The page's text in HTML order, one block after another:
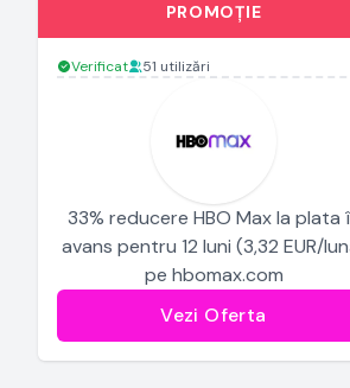
PROMOȚIE
Verificat 51 utilizări
33% reducere HBO Max la plata
avans pentru 12 luni (3,32 EUR/
pe hbomax.com
Vezi Oferta